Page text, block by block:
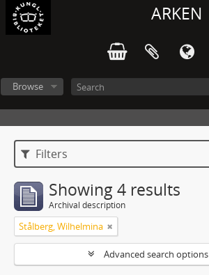
ARKEN
Browse
Filters
Showing 4 results
Archival description
Stålberg, Wilhelmina
Advanced search options